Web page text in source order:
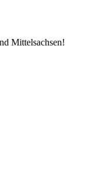
Mittelsachsen!